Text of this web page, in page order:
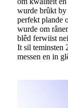
wurde brûkt
perfekt plande
wurde om
blêd ferwiist
It sil teminsten
messen en in